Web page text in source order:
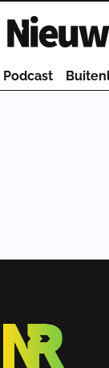
Homepage van
Podcast